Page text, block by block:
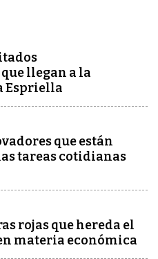
llegan a la
Espriella
que están
tareas cotidianas
rojas que hereda el
materia económica